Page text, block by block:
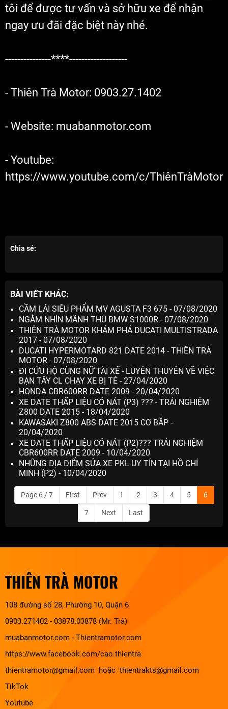
tôi để được tư vấn và sở hữu xe để nhận
ngay ưu đãi đặc biệt này nhé.
---------------****-------------------
- Thiên Trà Motor: 0903.27.1402
- Website: muabanmotor.com
- Youtube:
https://www.youtube.com/c/ThiênTràMotor
Chia sẻ:
BÀI VIẾT KHÁC:
CẦM LÁI SIÊU PHẨM MV AGUSTA F3 675 - 07/08/2020
NGẮM NHÌN MÃNH THÚ BMW S1000R - 07/08/2020
THIÊN TRÀ MOTOR KHÁM PHÁ DUCATI MULTISTRADA
2017 - 07/08/2020
DUCATI HYPERMOTARD 821 DATE 2014 - THIÊN TRÀ
MOTOR - 07/08/2020
ĐI CỨU HỘ CÙNG NỮ TÀI XẾ - LUYÊN THUYÊN VỀ VIỆC
BẠN TÂY CL CHẠY XE BỊ TÉ - 27/04/2020
HONDA CBR600RR DATE 2009 - 20/04/2020
XE DATE THẤP LIỆU CÓ NÁT (P3) ??? - TRẢI NGHIỆM
Z800 DATE 2015 - 18/04/2020
KAWASAKI Z800 ABS DATE 2015 CƠ BẮP -
20/04/2020
XE DATE THẤP LIỆU CÓ NÁT (P2)??? TRẢI NGHIỆM
CBR600RR DATE 2009 - 10/04/2020
NHỮNG ĐỊA ĐIỂM SỬA XE PKL UY TÍN TẠI HỒ CHÍ
MINH (P2) - 10/04/2020
Page 6 / 7 First Prev 1 2 3 4 5 6
7 Next Last
THIÊN TRÀ MOTOR
108 đường số 28, Phường 10, Quận 6
0903.271402 - 03878.03878 (Mr. Trà)
muabanmotor.com - Thientramotor.com
https://www.facebook.com/cao.thientra
thientramotor@gmail.com hoặc thientrakts@gmail.com
TikTok
Youtube